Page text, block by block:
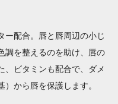
ー配合。唇と唇周辺の小じ
調を整えるのを助け、唇の
、ビタミンも配合で、ダメ
から唇を保護します。